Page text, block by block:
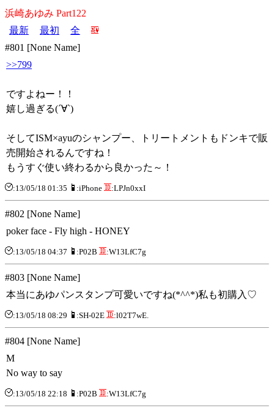
浜崎あゆみ Part122
最新
最初
全
#801 [None Name]
>>799
ですよねー！！
嬉し過ぎる(´∀`)
そしてISM×ayuのシャンプー、トリートメントもドンキで販
売開始されるんですね！
もうすぐ使い終わるから良かった～！
:13/05/18 01:35 :iPhone :LPJn0xxI
#802 [None Name]
poker face - Fly high - HONEY
:13/05/18 04:37 :P02B :W13LfC7g
#803 [None Name]
本当にあゆパンスタンプ可愛いですね(*^^*)私も初購入♡
:13/05/18 08:29 :SH-02E :l02T7wE.
#804 [None Name]
M
No way to say
:13/05/18 22:18 :P02B :W13LfC7g